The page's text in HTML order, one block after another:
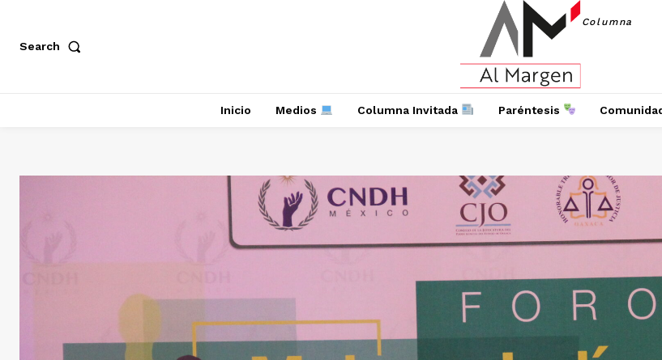
Search
Columna
Inicio Medios Columna Invitada Paréntesis